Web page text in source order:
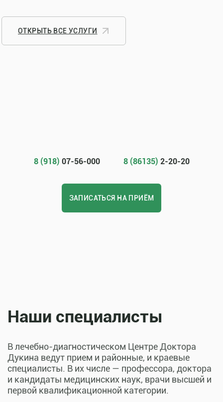
ОТКРЫТЬ ВСЕ УСЛУГИ
8 (918) 07-56-000 8 (86135) 2-20-20
ЗАПИСАТЬСЯ НА ПРИЁМ
Наши специалисты
В лечебно-диагностическом Центре Доктора
Дукина ведут прием и районные, и краевые
специалисты. В их числе — профессора, доктора
и кандидаты медицинских наук, врачи высшей и
первой квалификационной категории.